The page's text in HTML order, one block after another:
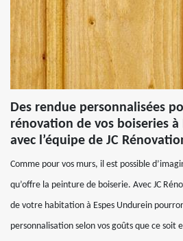
Des rendue personnalisées
rénovation de vos boiseries à
avec l’équipe de JC
Comme pour vos murs, il est possible
qu’offre la peinture de boiserie. Avec JC
de votre habitation à Espes Undurein
personnalisation selon vos goûts que ce soit